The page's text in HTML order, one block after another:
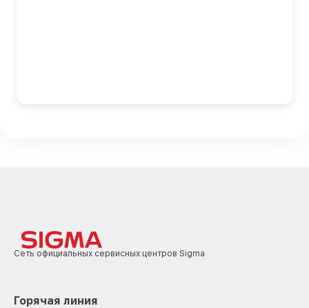
Сеть официальных сервисных центров Sigma
Горячая линия